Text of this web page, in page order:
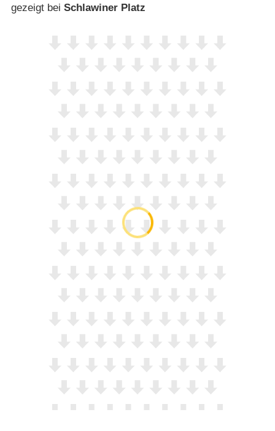
gezeigt bei Schlawiner Platz